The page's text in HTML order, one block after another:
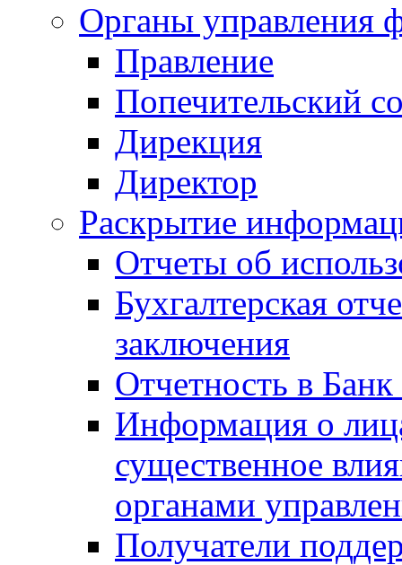
Органы управления
Правление
Попечительский
Дирекция
Директор
Раскрытие
Отчеты об
Бухгалтерская
заключения
Отчетность в
Информация о
существенное
органами
Получатели